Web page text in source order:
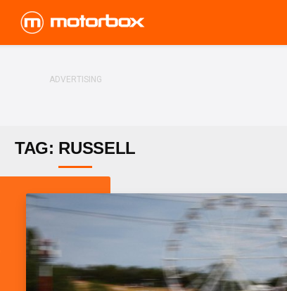
TAG: RUSSELL